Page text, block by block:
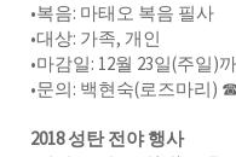
•복음: 마태오 복음 필사
•대상: 가족, 개인
•마감일: 12월 23일(주일)
•문의: 백현숙(로즈마리)
2018 성탄 전야 행사